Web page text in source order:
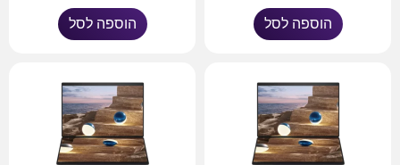
הוספה לסל הוספה לסל